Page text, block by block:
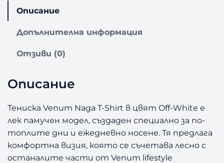
Описание
Допълнителна информация
Отзиви (0)
Описание
Тениска Venum Naga T-Shirt в цвят Off-White е
лек памучен модел, създаден специално за по-
топлите дни и ежедневно носене. Тя предлага
комфортна визия, която се съчетава лесно с
останалите части от Venum lifestyle